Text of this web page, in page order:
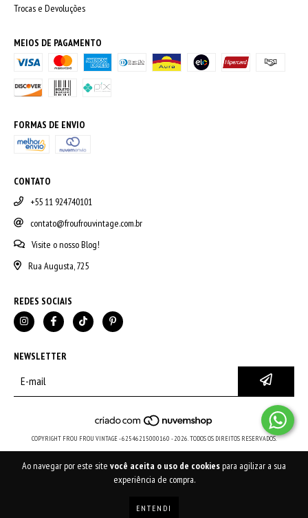
Ao navegar por este site você aceita o uso de cookiespara agilizar a sua
experiência de compra.
ENTENDI
Trocas e Devoluções
MEIOS DE PAGAMENTO
FORMAS DE ENVIO
CONTATO
+55 11 924740101
contato@froufrouvintage.com.br
Visite o nosso Blog!
Rua Augusta, 725
REDES SOCIAIS
NEWSLETTER
COPYRIGHT FROU FROU VINTAGE - 62546215000160 - 2026. TODOS OS DIREITOS RESERVADOS.